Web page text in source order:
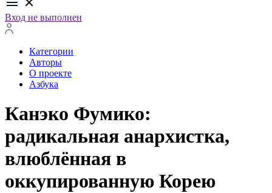
Вход не выполнен
Категории
Авторы
О проекте
Азбука
Канэко Фумико:
радикальная анархистка,
влюблённая в
оккупированную Корею